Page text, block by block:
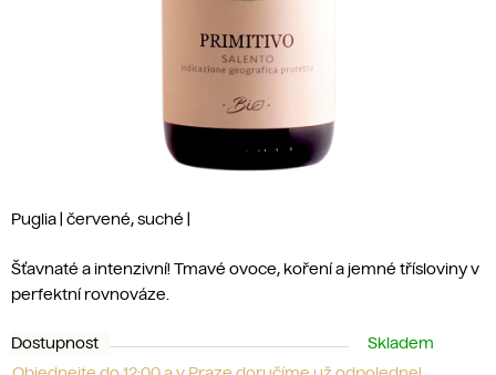
Puglia | červené, suché |
Šťavnaté a intenzivní! Tmavé ovoce, koření a jemné třísloviny v
perfektní rovnováze.
Dostupnost
Skladem